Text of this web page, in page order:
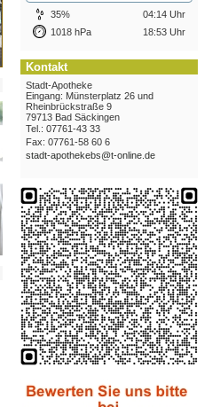
35%
04:14 Uhr
1018 hPa
18:53 Uhr
Kontakt
Stadt-Apotheke
Eingang: Münsterplatz 26 und
Rheinbrückstraße 9
79713 Bad Säckingen
Tel.: 07761-43 33
Fax: 07761-58 60 6
stadt-apothekebs@t-online.de